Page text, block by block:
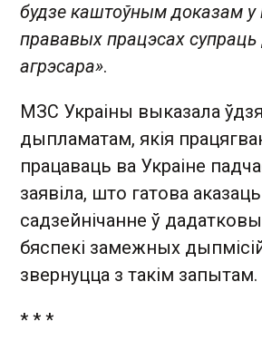
будзе каштоўным доказам у
прававых працэсах
агрэсара».
МЗС Украіны выказала
дыпламатам, якія
працаваць ва Украіне
заявіла, што гатова аказаць
садзейнічанне ў
бяспекі замежных
звернуцца з такім запытам.
* * *